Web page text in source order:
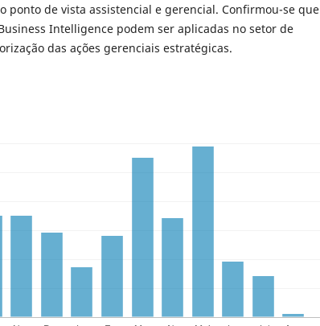
ponto de vista assistencial e gerencial. Confirmou-se que
Intelligence podem ser aplicadas no setor de
das ações gerenciais estratégicas.